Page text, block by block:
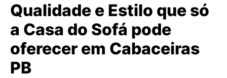
Qualidade e Estilo que só
a Casa do Sofá pode
oferecer em Cabaceiras
PB